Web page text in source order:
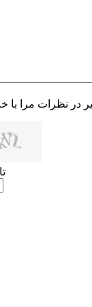
در نظرات مرا با